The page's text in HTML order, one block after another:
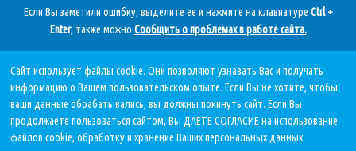
Если Вы заметили ошибку, выделите ее и нажмите на клавиатуре Ctrl +
Enter, также можно Сообщить о проблемах в работе сайта.
Дата последнего обновления:
07.08.2026, в 11 59.
Сайт использует файлы cookie. Они позволяют узнавать Вас и получать
информацию о Вашем пользовательском опыте. Если Вы не хотите, чтобы
ваши данные обрабатывались, вы должны покинуть сайт. Если Вы
продолжаете пользоваться сайтом, Вы ДАЕТЕ СОГЛАСИЕ на использование
файлов cookie, обработку и хранение Ваших персональных данных.